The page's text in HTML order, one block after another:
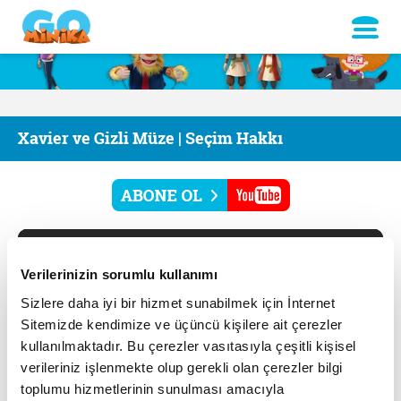
Verilerinizin sorumlu kullanımı
Sizlere daha iyi bir hizmet sunabilmek için İnternet
Sitemizde kendimize ve üçüncü kişilere ait çerezler
kullanılmaktadır. Bu çerezler vasıtasıyla çeşitli kişisel
verileriniz işlenmekte olup gerekli olan çerezler bilgi
toplumu hizmetlerinin sunulması amacıyla
Xavier ve Gizli Müze | Seçim Hakkı